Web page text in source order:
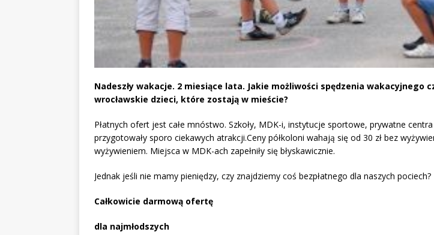
Nadeszły wakacje. 2 miesiące lata. Jakie możliwości spędzenia wakacyjnego
wrocławskie dzieci, które zostają w mieście?
Płatnych ofert jest całe mnóstwo. Szkoły, MDK-i, instytucje sportowe, prywatne
przygotowały sporo ciekawych atrakcji.Ceny półkoloni wahają się od 30 zł bez
wyżywieniem. Miejsca w MDK-ach zapełniły się błyskawicznie.
Jednak jeśli nie mamy pieniędzy, czy znajdziemy coś bezpłatnego dla naszych pociech?
Całkowicie darmową ofertę
dla najmłodszych